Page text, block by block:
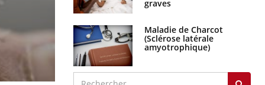
graves
Maladie de Charcot
(Sclérose latérale
amyotrophique)